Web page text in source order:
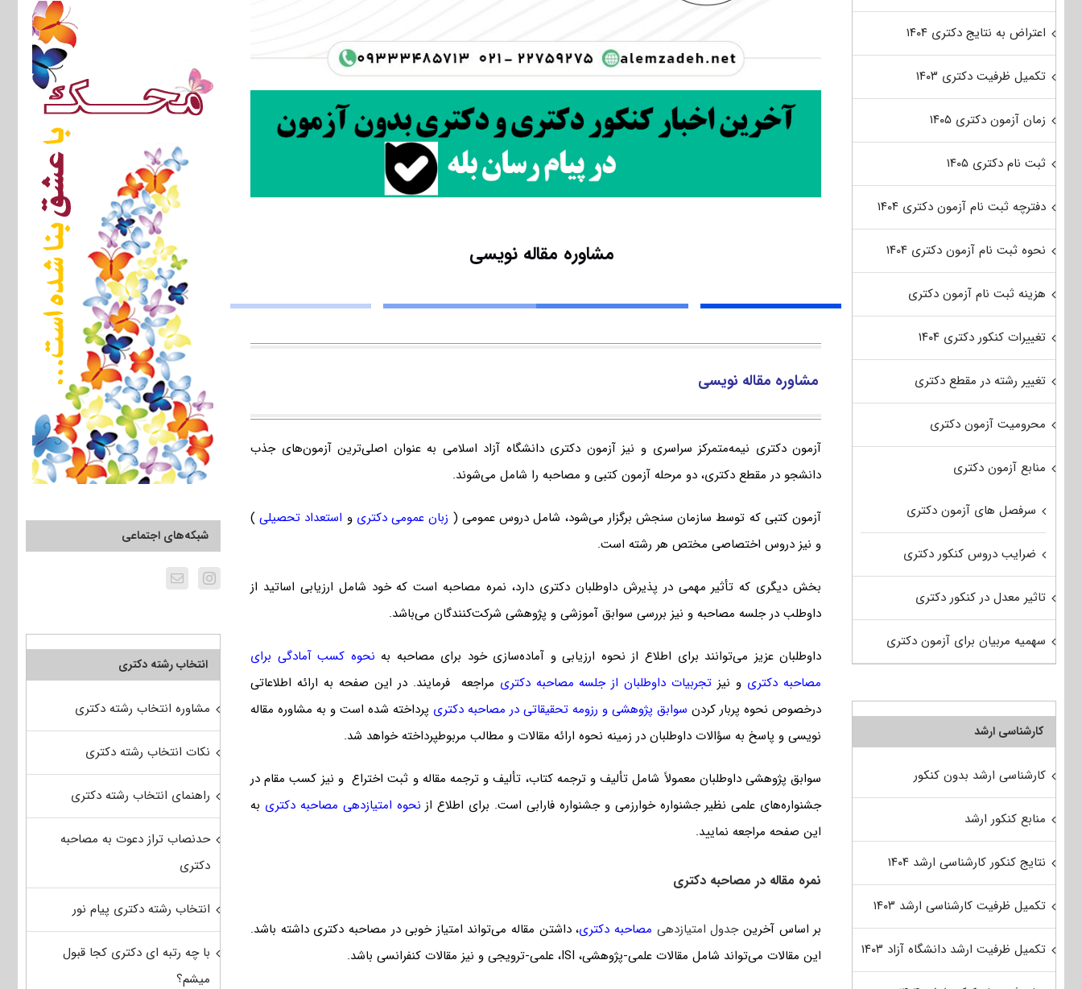
مشاوره مقاله نویسی
مشاوره مقاله نویسی
آزمون دکتری نیمه‌متمرکز سراسری و نیز آزمون دکتری دانشگاه آزاد اسلامی به عنوان اصلی‌ترین آزمون‌های جذب
دانشجو در مقطع دکتری، دو مرحله آزمون کتبی و مصاحبه را شامل می‌شوند.
آزمون کتبی که توسط سازمان سنجش برگزار می‌شود، شامل دروس عمومی ( زبان عمومی دکتری و استعداد تحصیلی)
و نیز دروس اختصاصی مختص هر رشته است.
بخش دیگری که تأثیر مهمی در پذیرش داوطلبان دکتری دارد، نمره مصاحبه است که خود شامل ارزیابی اساتید از
داوطلب در جلسه مصاحبه و نیز بررسی سوابق آموزشی و پژوهشی شرکت‌کنندگان می‌باشد.
داوطلبان عزیز می‌توانند برای اطلاع از نحوه ارزیابی و آماده‌سازی خود برای مصاحبه به نحوه کسب آمادگی برای
مصاحبه دکتری و نیز تجربیات داوطلبان از جلسه مصاحبه دکتری مراجعه فرمایند. در این صفحه به ارائه اطلاعاتی
درخصوص نحوه پربار کردنسوابق پژوهشی و رزومه تحقیقاتی در مصاحبه دکتری پرداخته شده است و به مشاوره مقاله
نویسی و پاسخ به سؤالات داوطلبان در زمینه نحوه ارائه مقالات و مطالب مربوطپرداخته خواهد شد.
سوابق پژوهشی داوطلبان معمولاً شامل تألیف و ترجمه کتاب، تألیف و ترجمه مقاله و ثبت اختراع و نیز کسب مقام در
جشنواره‌های علمی نظیرجشنواره خوارزمی وجشنواره فارابی است. برای اطلاع از نحوه امتیازدهی مصاحبه دکتری به
این صفحه مراجعه نمایید.
نمره مقاله در مصاحبه دکتری
بر اساس آخرینجدول امتیازدهی مصاحبه دکتری، داشتن مقاله می‌تواند امتیاز خوبی در مصاحبه دکتری داشته باشد.
این مقالات می‌تواند شامل مقالات علمی-پژوهشی، ISI، علمی-ترویجی و نیز مقالات کنفرانسی باشد.
شبکه‌های اجتماعی
انتخاب رشته دکتری
مشاوره انتخاب رشته دکتری
نکات انتخاب رشته دکتری
راهنمای انتخاب رشته دکتری
حدنصاب تراز دعوت به مصاحبه
دکتری
انتخاب رشته دکتری پیام نور
با چه رتبه ای دکتری کجا قبول
میشم؟
اعتراض به نتایج دکتری ۱۴۰۴
تکمیل ظرفیت دکتری ۱۴۰۳
زمان آزمون دکتری ۱۴۰۵
ثبت نام دکتری ۱۴۰۵
دفترچه ثبت نام آزمون دکتری ۱۴۰۴
نحوه ثبت نام آزمون دکتری ۱۴۰۴
هزینه ثبت نام آزمون دکتری
تغییرات کنکور دکتری ۱۴۰۴
تغییر رشته در مقطع دکتری
محرومیت آزمون دکتری
منابع آزمون دکتری
سرفصل های آزمون دکتری
ضرایب دروس کنکور دکتری
تاثیر معدل در کنکور دکتری
سهمیه مربیان برای آزمون دکتری
کارشناسی ارشد
کارشناسی ارشد بدون کنکور
منابع کنکور ارشد
نتایج کنکور کارشناسی ارشد ۱۴۰۴
تکمیل ظرفیت کارشناسی ارشد ۱۴۰۳
تکمیل ظرفیت ارشد دانشگاه آزاد ۱۴۰۳